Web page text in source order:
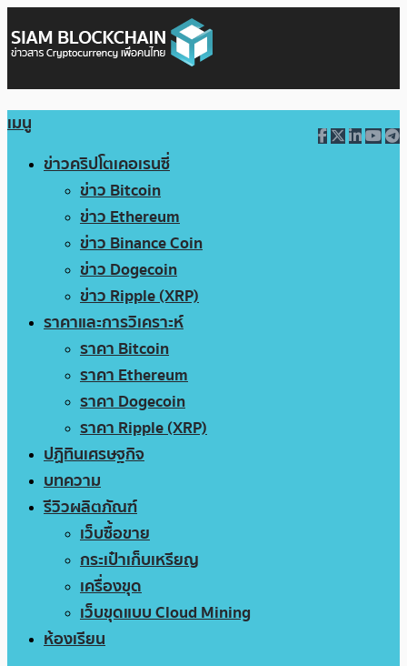
เมนู
ข่าวคริปโตเคอเรนซี่
ข่าว Bitcoin
ข่าว Ethereum
ข่าว Binance Coin
ข่าว Dogecoin
ข่าว Ripple (XRP)
ราคาและการวิเคราะห์
ราคา Bitcoin
ราคา Ethereum
ราคา Dogecoin
ราคา Ripple (XRP)
ปฏิทินเศรษฐกิจ
บทความ
รีวิวผลิตภัณฑ์
เว็บซื้อขาย
กระเป๋าเก็บเหรียญ
เครื่องขุด
เว็บขุดแบบ Cloud Mining
ห้องเรียน